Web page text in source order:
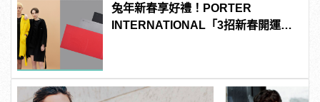
兔年新春享好禮！PORTER
INTERNATIONAL「3招新春開運